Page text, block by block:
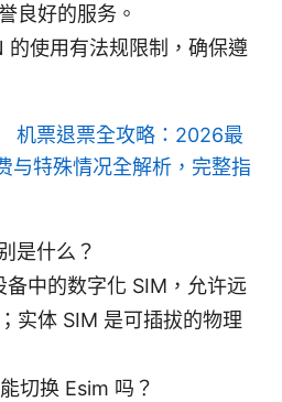
良好的服务。
的使用有法规限制，确保遵
机票退票全攻略：2026最
与特殊情况全解析，完整指
是什么？
备中的数字化 SIM，允许远
实体 SIM 是可插拔的物理
切换 Esim 吗？